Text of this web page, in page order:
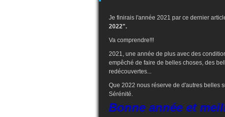
Je finirais l'année 2021 par ce dernier
2022".
Va comprendre!!!
2021, une année de plus avec des
empêché de faire de belles choses, des
redécouvertes...
Que 2022 nous réserve de d'autres belles
Sérénité.
Bonne année et